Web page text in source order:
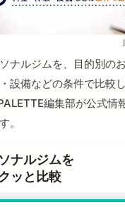
ナルジムを、目的別の
設備などの条件で比較
編集部が公式情
。
ナルジムを
ッと比較